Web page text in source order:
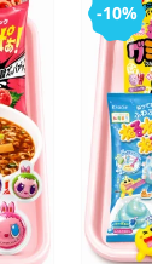
-10%